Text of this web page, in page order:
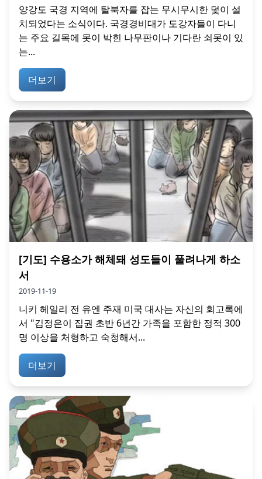
양강도 국경 지역에 탈북자를 잡는 무시무시한 덫이 설
치되었다는 소식이다. 국경경비대가 도강자들이 다니
는 주요 길목에 못이 박힌 나무판이나 기다란 쇠못이 있
는...
더보기
[기도] 수용소가 해체돼 성도들이 풀려나게 하소
서
2019-11-19
니키 헤일리 전 유엔 주재 미국 대사는 자신의 회고록에
서 "김정은이 집권 초반 6년간 가족을 포함한 정적 300
명 이상을 처형하고 숙청해서...
더보기